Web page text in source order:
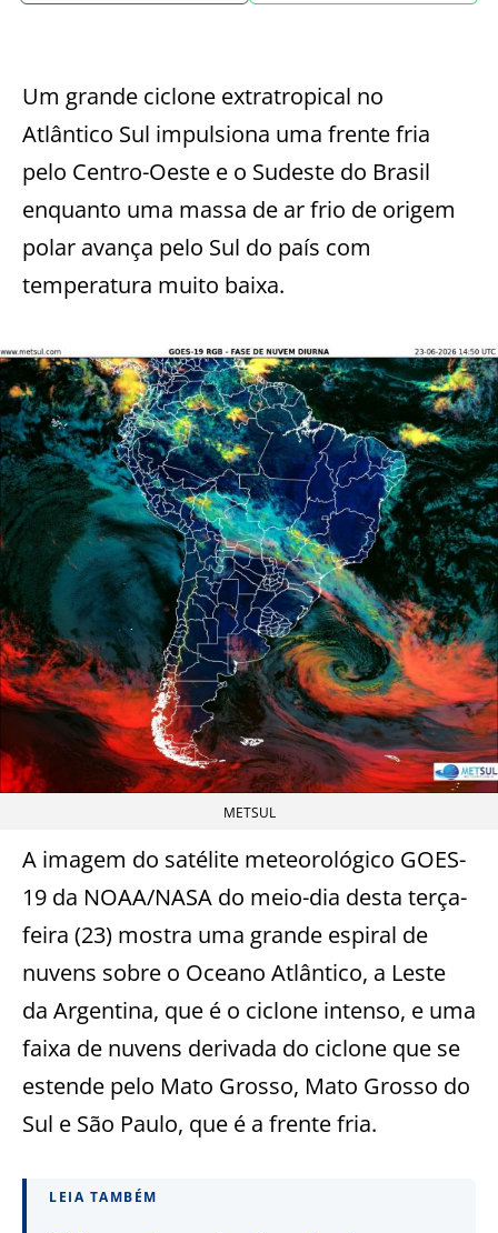
Um grande ciclone extratropical no
Atlântico Sul impulsiona uma frente fria
pelo Centro-Oeste e o Sudeste do Brasil
enquanto uma massa de ar frio de origem
polar avança pelo Sul do país com
temperatura muito baixa.
METSUL
A imagem do satélite meteorológico GOES-
19 da NOAA/NASA do meio-dia desta terça-
feira (23) mostra uma grande espiral de
nuvens sobre o Oceano Atlântico, a Leste
da Argentina, que é o ciclone intenso, e uma
faixa de nuvens derivada do ciclone que se
estende pelo Mato Grosso, Mato Grosso do
Sul e São Paulo, que é a frente fria.
LEIA TAMBÉM